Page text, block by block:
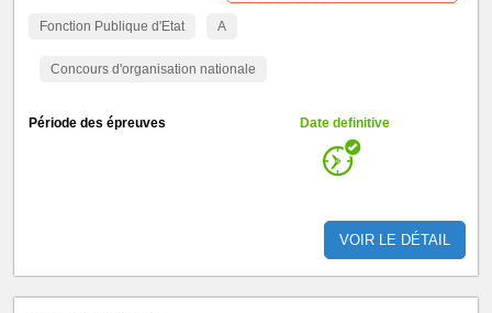
Fonction Publique d'Etat A
Concours d'organisation nationale
Période des épreuves Date definitive
VOIR LE DÉTAIL